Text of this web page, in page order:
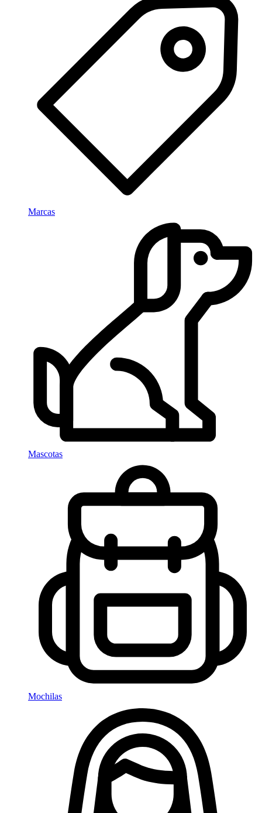
Marcas
Mascotas
Mochilas